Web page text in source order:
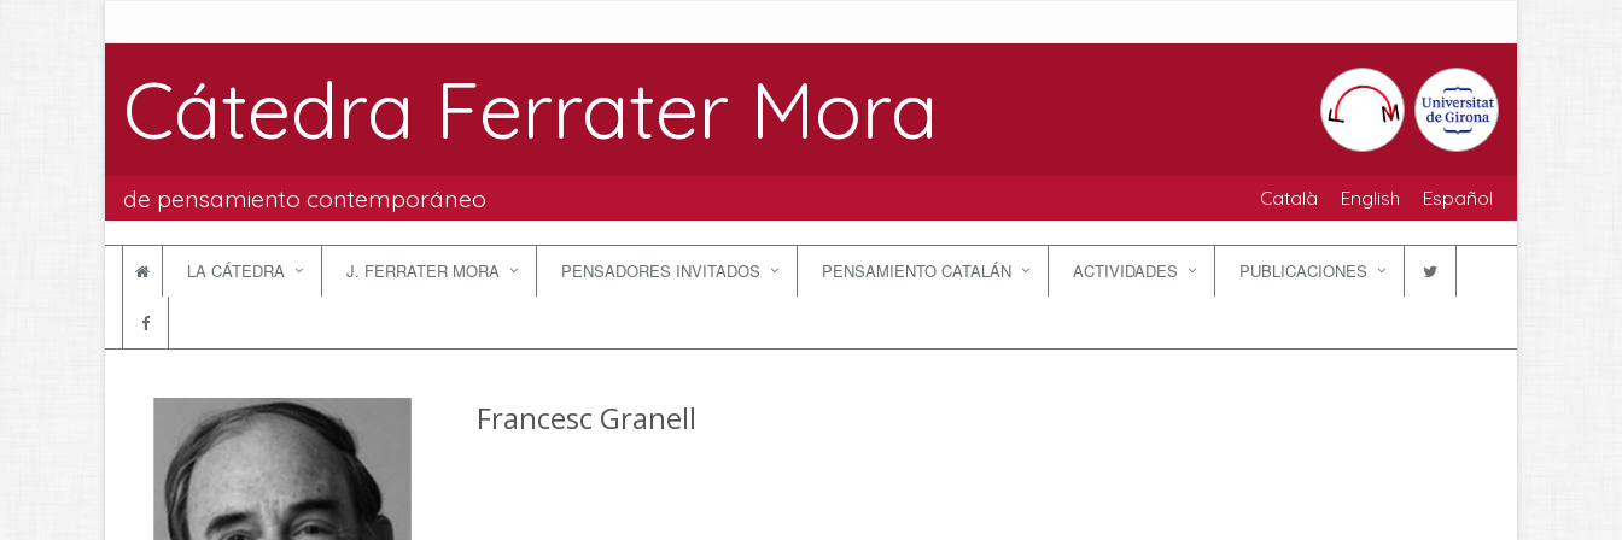
Cátedra Ferrater Mora
de pensamiento contemporáneo Català English Español
LA CÁTEDRA J. FERRATER MORA PENSADORES INVITADOS PENSAMIENTO CATALÁN ACTIVIDADES PUBLICACIONES
Francesc Granell